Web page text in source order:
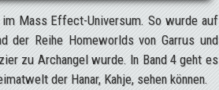
Mass Effect-Universum. So wurde auf
der Reihe Homeworlds von Garrus und
zu Archangel wurde. In Band 4 geht es
der Hanar, Kahje, sehen können.